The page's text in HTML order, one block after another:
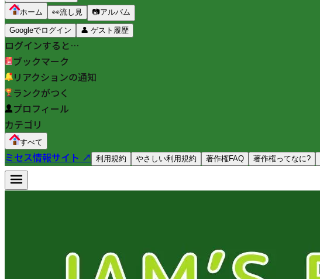
ホーム
👀流し見 📷アルバム
Googleでログイン 👤 ゲスト履歴
ログインすると…
ブックマーク
リアクションの通知
ランクがつく
プロフィール
カテゴリ
すべて
ミセス情報サイト ↗ 利用規約 やさしい利用規約 著作権FAQ 著作権ってなに?